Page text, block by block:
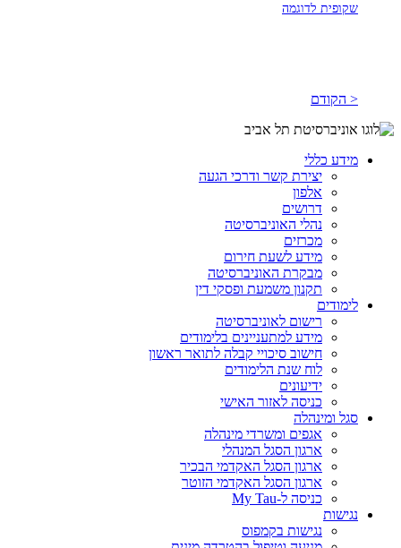
שקופית לדוגמה
< הקודם
מידע כללי
יצירת קשר ודרכי הגעה
אלפון
דרושים
נהלי האוניברסיטה
מכרזים
מידע לשעת חירום
מבקרת האוניברסיטה
תקנון משמעת ופסקי דין
לימודים
רישום לאוניברסיטה
מידע למתעניינים בלימודים
חישוב סיכויי קבלה לתואר ראשון
לוח שנת הלימודים
ידיעונים
כניסה לאזור האישי
סגל ומינהלה
אגפים ומשרדי מינהלה
ארגון הסגל המנהלי
ארגון הסגל האקדמי הבכיר
ארגון הסגל האקדמי הזוטר
כניסה ל-My Tau
נגישות
נגישות בקמפוס